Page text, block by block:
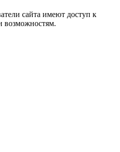
сайта имеют доступ к
возможностям.